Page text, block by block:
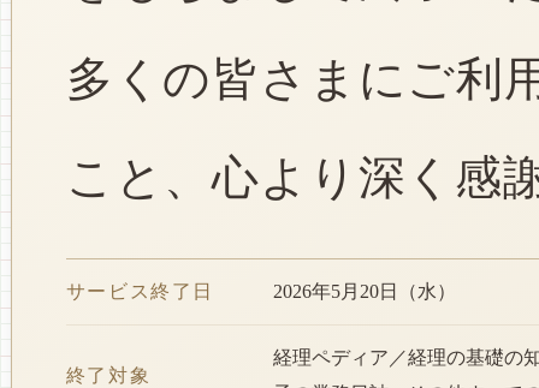
多くの皆さまにご利
こと、心より深く感
サービス終了日 2026年5月20日（水）
終了対象
経理ペディア／経理の基礎の